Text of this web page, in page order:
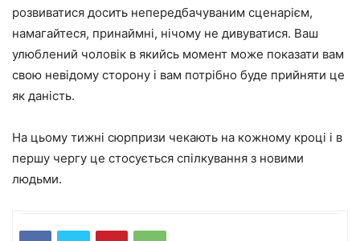
розвиватися досить непередбачуваним сценарієм,
намагайтеся, принаймні, нічому не дивуватися. Ваш
улюблений чоловік в якийсь момент може показати вам
свою невідому сторону і вам потрібно буде прийняти це
як даність.
На цьому тижні сюрпризи чекають на кожному кроці і в
першу чергу це стосується спілкування з новими
людьми.